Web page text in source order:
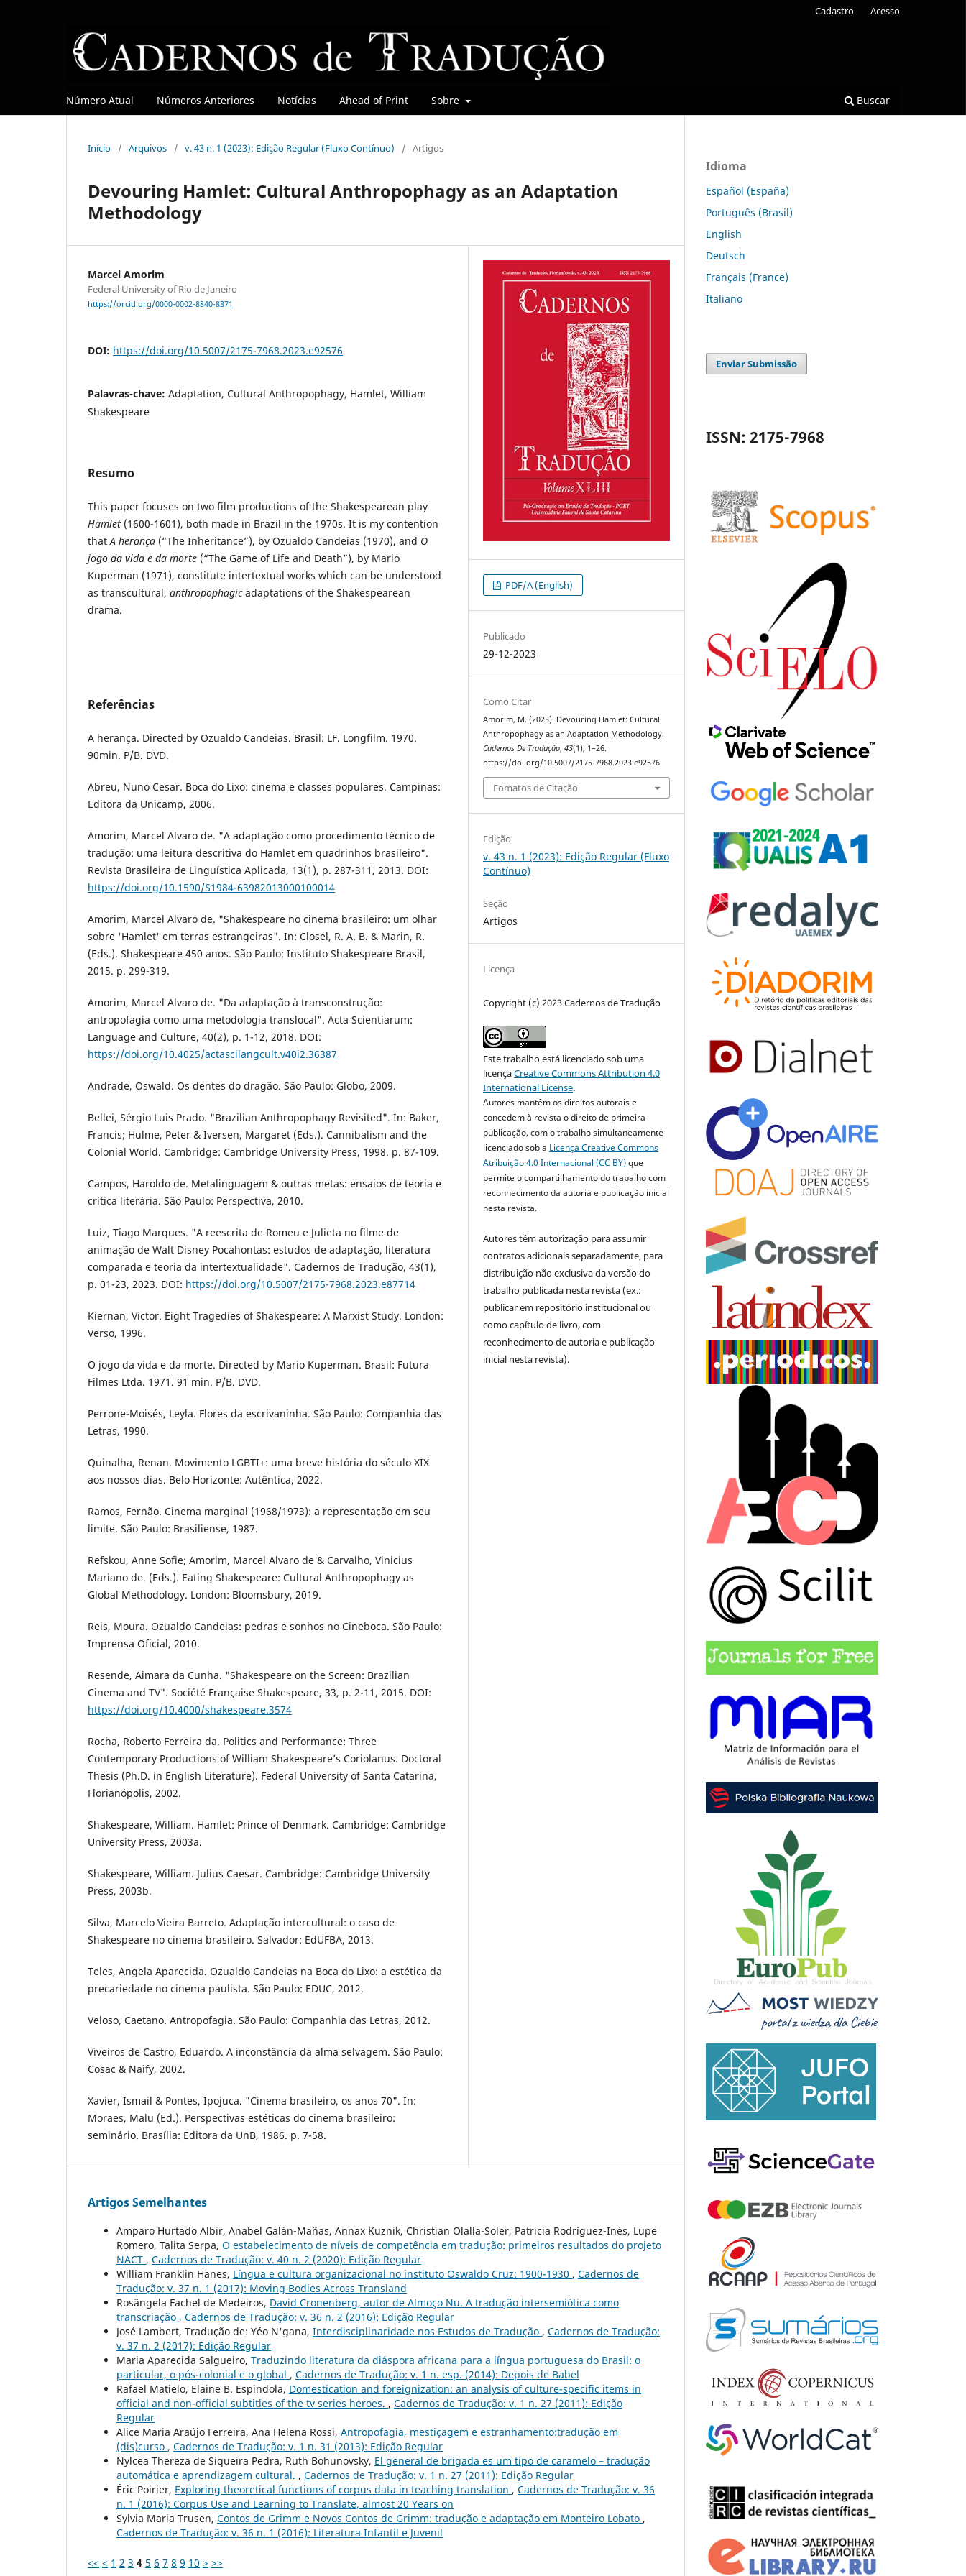
Número Atual Números Anteriores Notícias Ahead of Print Sobre Buscar
Cadastro Acesso
Início / Arquivos / v. 43 n. 1 (2023): Edição Regular (Fluxo Contínuo) / Artigos
Devouring Hamlet: Cultural Anthropophagy as an Adaptation
Methodology
Marcel Amorim
Federal University of Rio de Janeiro
https://orcid.org/0000-0002-8840-8371
DOI: https://doi.org/10.5007/2175-7968.2023.e92576
Palavras-chave: Adaptation, Cultural Anthropophagy, Hamlet, William
Shakespeare
Resumo
This paper focuses on two film productions of the Shakespearean play
Hamlet (1600-1601), both made in Brazil in the 1970s. It is my contention
thatA herança (“The Inheritance”), by Ozualdo Candeias (1970), and O
jogo da vida e da morte (“The Game of Life and Death”), by Mario
Kuperman (1971), constitute intertextual works which can be understood
as transcultural, anthropophagicadaptations of the Shakespearean
drama.
Referências
A herança. Directed by Ozualdo Candeias. Brasil: LF. Longfilm. 1970.
90min. P/B. DVD.
Abreu, Nuno Cesar. Boca do Lixo: cinema e classes populares. Campinas:
Editora da Unicamp, 2006.
Amorim, Marcel Alvaro de. "A adaptação como procedimento técnico de
tradução: uma leitura descritiva do Hamlet em quadrinhos brasileiro".
Revista Brasileira de Linguística Aplicada, 13(1), p. 287-311, 2013. DOI:
https://doi.org/10.1590/S1984-63982013000100014
Amorim, Marcel Alvaro de. "Shakespeare no cinema brasileiro: um olhar
sobre 'Hamlet' em terras estrangeiras". In: Closel, R. A. B. & Marin, R.
(Eds.). Shakespeare 450 anos. São Paulo: Instituto Shakespeare Brasil,
2015. p. 299-319.
Amorim, Marcel Alvaro de. "Da adaptação à transconstrução:
antropofagia como uma metodologia translocal". Acta Scientiarum:
Language and Culture, 40(2), p. 1-12, 2018. DOI:
https://doi.org/10.4025/actascilangcult.v40i2.36387
Andrade, Oswald. Os dentes do dragão. São Paulo: Globo, 2009.
Bellei, Sérgio Luis Prado. "Brazilian Anthropophagy Revisited". In: Baker,
Francis; Hulme, Peter & Iversen, Margaret (Eds.). Cannibalism and the
Colonial World. Cambridge: Cambridge University Press, 1998. p. 87-109.
Campos, Haroldo de. Metalinguagem & outras metas: ensaios de teoria e
crítica literária. São Paulo: Perspectiva, 2010.
Luiz, Tiago Marques. "A reescrita de Romeu e Julieta no filme de
animação de Walt Disney Pocahontas: estudos de adaptação, literatura
comparada e teoria da intertextualidade". Cadernos de Tradução, 43(1),
p. 01-23, 2023. DOI: https://doi.org/10.5007/2175-7968.2023.e87714
Kiernan, Victor. Eight Tragedies of Shakespeare: A Marxist Study. London:
Verso, 1996.
O jogo da vida e da morte. Directed by Mario Kuperman. Brasil: Futura
Filmes Ltda. 1971. 91 min. P/B. DVD.
Perrone-Moisés, Leyla. Flores da escrivaninha. São Paulo: Companhia das
Letras, 1990.
Quinalha, Renan. Movimento LGBTI+: uma breve história do século XIX
aos nossos dias. Belo Horizonte: Autêntica, 2022.
Ramos, Fernão. Cinema marginal (1968/1973): a representação em seu
limite. São Paulo: Brasiliense, 1987.
Refskou, Anne Sofie; Amorim, Marcel Alvaro de & Carvalho, Vinicius
Mariano de. (Eds.). Eating Shakespeare: Cultural Anthropophagy as
Global Methodology. London: Bloomsbury, 2019.
Reis, Moura. Ozualdo Candeias: pedras e sonhos no Cineboca. São Paulo:
Imprensa Oficial, 2010.
Resende, Aimara da Cunha. "Shakespeare on the Screen: Brazilian
Cinema and TV". Société Française Shakespeare, 33, p. 2-11, 2015. DOI:
https://doi.org/10.4000/shakespeare.3574
Rocha, Roberto Ferreira da. Politics and Performance: Three
Contemporary Productions of William Shakespeare’s Coriolanus. Doctoral
Thesis (Ph.D. in English Literature). Federal University of Santa Catarina,
Florianópolis, 2002.
Shakespeare, William. Hamlet: Prince of Denmark. Cambridge: Cambridge
University Press, 2003a.
Shakespeare, William. Julius Caesar. Cambridge: Cambridge University
Press, 2003b.
Silva, Marcelo Vieira Barreto. Adaptação intercultural: o caso de
Shakespeare no cinema brasileiro. Salvador: EdUFBA, 2013.
Teles, Angela Aparecida. Ozualdo Candeias na Boca do Lixo: a estética da
precariedade no cinema paulista. São Paulo: EDUC, 2012.
Veloso, Caetano. Antropofagia. São Paulo: Companhia das Letras, 2012.
Viveiros de Castro, Eduardo. A inconstância da alma selvagem. São Paulo:
Cosac & Naify, 2002.
Xavier, Ismail & Pontes, Ipojuca. "Cinema brasileiro, os anos 70". In:
Moraes, Malu (Ed.). Perspectivas estéticas do cinema brasileiro:
seminário. Brasília: Editora da UnB, 1986. p. 7-58.
PDF/A (English)
Publicado
29-12-2023
Como Citar
Amorim, M. (2023). Devouring Hamlet: Cultural
Anthropophagy as an Adaptation Methodology.
Cadernos De Tradução,43(1), 1–26.
https://doi.org/10.5007/2175-7968.2023.e92576
Fomatos de Citação
Edição
v. 43 n. 1 (2023): Edição Regular (Fluxo
Contínuo)
Seção
Artigos
Licença
Copyright (c) 2023 Cadernos de Tradução
Este trabalho está licenciado sob uma
licençaCreative Commons Attribution 4.0
International License.
Autores mantêm os direitos autorais e
concedem à revista o direito de primeira
publicação, com o trabalho simultaneamente
licenciado sob a Licença Creative Commons
Atribuição 4.0 Internacional (CC BY)que
permite o compartilhamento do trabalho com
reconhecimento da autoria e publicação inicial
nesta revista.
Autores têm autorização para assumir
contratos adicionais separadamente, para
distribuição não exclusiva da versão do
trabalho publicada nesta revista (ex.:
publicar em repositório institucional ou
como capítulo de livro, com
reconhecimento de autoria e publicação
inicial nesta revista).
Artigos Semelhantes
Amparo Hurtado Albir, Anabel Galán-Mañas, Annax Kuznik, Christian Olalla-Soler, Patricia Rodríguez-Inés, Lupe
Romero, Talita Serpa, O estabelecimento de níveis de competência em tradução: primeiros resultados do projeto
NACT , Cadernos de Tradução: v. 40 n. 2 (2020): Edição Regular
William Franklin Hanes, Língua e cultura organizacional no instituto Oswaldo Cruz: 1900-1930 , Cadernos de
Tradução: v. 37 n. 1 (2017): Moving Bodies Across Transland
Rosângela Fachel de Medeiros, David Cronenberg, autor de Almoço Nu. A tradução intersemiótica como
transcriação , Cadernos de Tradução: v. 36 n. 2 (2016): Edição Regular
José Lambert, Tradução de: Yéo N'gana, Interdisciplinaridade nos Estudos de Tradução , Cadernos de Tradução:
v. 37 n. 2 (2017): Edição Regular
Maria Aparecida Salgueiro, Traduzindo literatura da diáspora africana para a língua portuguesa do Brasil: o
particular, o pós-colonial e o global , Cadernos de Tradução: v. 1 n. esp. (2014): Depois de Babel
Rafael Matielo, Elaine B. Espindola, Domestication and foreignization: an analysis of culture-specific items in
official and non-official subtitles of the tv series heroes. , Cadernos de Tradução: v. 1 n. 27 (2011): Edição
Regular
Alice Maria Araújo Ferreira, Ana Helena Rossi, Antropofagia, mestiçagem e estranhamento:tradução em
(dis)curso , Cadernos de Tradução: v. 1 n. 31 (2013): Edição Regular
Nylcea Thereza de Siqueira Pedra, Ruth Bohunovsky, El general de brigada es um tipo de caramelo – tradução
automática e aprendizagem cultural. , Cadernos de Tradução: v. 1 n. 27 (2011): Edição Regular
Éric Poirier, Exploring theoretical functions of corpus data in teaching translation , Cadernos de Tradução: v. 36
n. 1 (2016): Corpus Use and Learning to Translate, almost 20 Years on
Sylvia Maria Trusen, Contos de Grimm e Novos Contos de Grimm: tradução e adaptação em Monteiro Lobato ,
Cadernos de Tradução: v. 36 n. 1 (2016): Literatura Infantil e Juvenil
<< < 1 2 3 4 5 6 7 8 9 10 > >>
Idioma
Español (España)
Português (Brasil)
English
Deutsch
Français (France)
Italiano
Enviar Submissão
ISSN: 2175-7968